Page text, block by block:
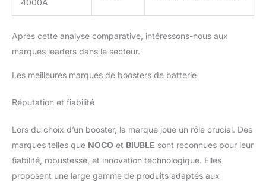
4000A
Après cette analyse comparative, intéressons-nous aux
marques leaders dans le secteur.
Les meilleures marques de boosters de batterie
Réputation et fiabilité
Lors du choix d’un booster, la marque joue un rôle crucial. Des
marques telles que NOCO et BIUBLE sont reconnues pour leur
fiabilité, robustesse, et innovation technologique. Elles
proposent une large gamme de produits adaptés aux